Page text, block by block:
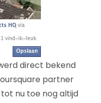
direct bekend
partner
tot nu toe nog altijd